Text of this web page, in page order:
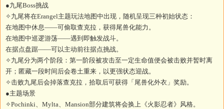
●九尾Boss挑战
✧九尾将在Erangel主题玩法地图中出现，随机呈现三种初始状态：
在地图中休息——可偷取查克拉，获得尾兽化能力。
在地图中巡逻游荡——遇到即触发战斗。
在据点盘踞——可以主动前往据点挑战。
✧九尾分为两个阶段：第一阶段被攻击至一定生命值便会被击败并暂时离
开；匿藏一段时间后会卷土重来，以更强状态迎战。
✧击败九尾后会掉落查克拉，拾取后可获得「尾兽化外衣」奖励。
●主题场景
✧Pochinki、Mylta、Mansion部分建筑将会换上《火影忍者》风格。